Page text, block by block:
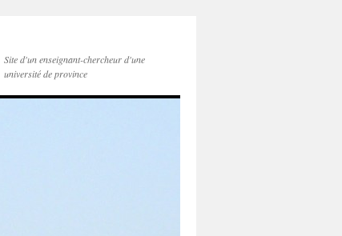
Site d'un enseignant-chercheur d'une
université de province